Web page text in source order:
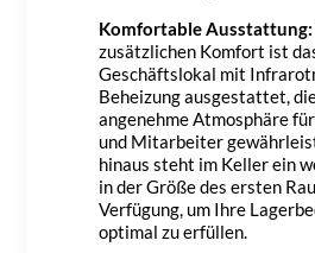
Komfortable Ausstattung:
zusätzlichen Komfort ist
Geschäftslokal mit
Beheizung ausgestattet,
angenehme Atmosphäre
und Mitarbeiter
hinaus steht im Keller ein
in der Größe des ersten
Verfügung, um Ihre
optimal zu erfüllen.